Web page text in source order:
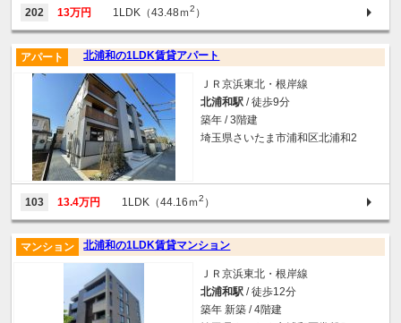
202 13万円 1LDK（43.48ｍ2 ）
北浦和の1LDK賃貸アパート
アパート
ＪＲ京浜東北・根岸線
北浦和駅 / 徒歩9分
築年 / 3階建
埼玉県さいたま市浦和区北浦和2
103 13.4万円 1LDK（44.16ｍ2 ）
北浦和の1LDK賃貸マンション
マンション
ＪＲ京浜東北・根岸線
北浦和駅 / 徒歩12分
築年 新築 / 4階建